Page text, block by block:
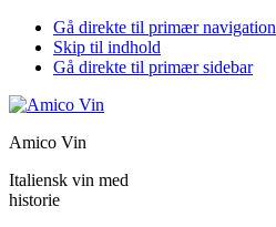
Gå direkte til primær navigation
Skip til indhold
Gå direkte til primær sidebar
Amico Vin
Italiensk vin med
historie